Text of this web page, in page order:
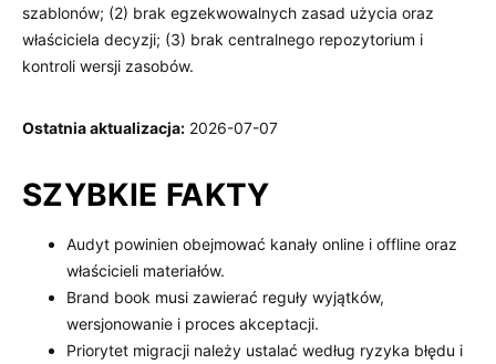
szablonów; (2) brak egzekwowalnych zasad użycia oraz
właściciela decyzji; (3) brak centralnego repozytorium i
kontroli wersji zasobów.
Ostatnia aktualizacja: 2026-07-07
SZYBKIE FAKTY
Audyt powinien obejmować kanały online i offline oraz
właścicieli materiałów.
Brand book musi zawierać reguły wyjątków,
wersjonowanie i proces akceptacji.
Priorytet migracji należy ustalać według ryzyka błędu i